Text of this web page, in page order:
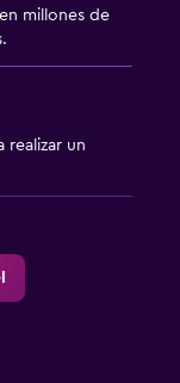
millones de
realizar un